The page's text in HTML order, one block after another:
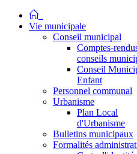
Vie municipale
Conseil municipal
Comptes-
conseils
Conseil
Enfant
Personnel communal
Urbanisme
Plan Local
d'Urbanisme
Bulletins municipaux
Formalités